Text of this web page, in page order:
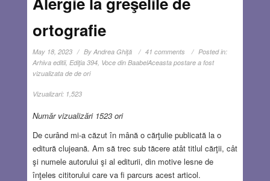
ortografie
May 18, 2023 By Andrea Ghiţă 41 comments
Posted in:
Arhiva editii, Ediţia 394, Voce din BaabelAceasta postare a fost
vizualizata de de ori
Vizualizari: 1,523
Număr vizualizări 1523 ori
De curând mi-a căzut în mână o cărţulie publicată la o
editură clujeană. Am să trec sub tăcere atât titlul cărţii, cât
şi numele autorului şi al editurii, din motive lesne de
înţeles cititorului care va fi parcurs acest articol.